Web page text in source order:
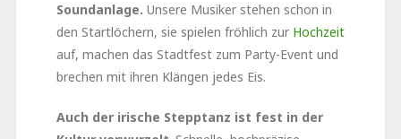
Soundanlage. Unsere Musiker stehen schon in
den Startlöchern, sie spielen fröhlich zur Hochzeit
auf, machen das Stadtfest zum Party-Event und
brechen mit ihren Klängen jedes Eis.
Auch der irische Stepptanz ist fest in der